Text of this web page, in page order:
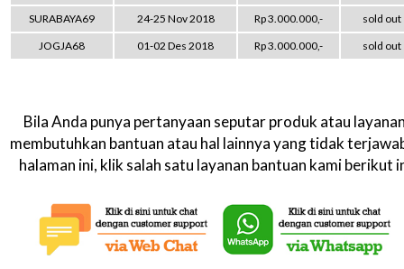
SURABAYA69
24-25 Nov 2018 Rp 3.000.000,-
sold out
JOGJA68
01-02 Des 2018 Rp 3.000.000,- sold out
Bila Anda punya pertanyaan seputar produk atau
membutuhkan bantuan atau hal lainnya yang tidak
halaman ini, klik salah satu layanan bantuan kami berikut